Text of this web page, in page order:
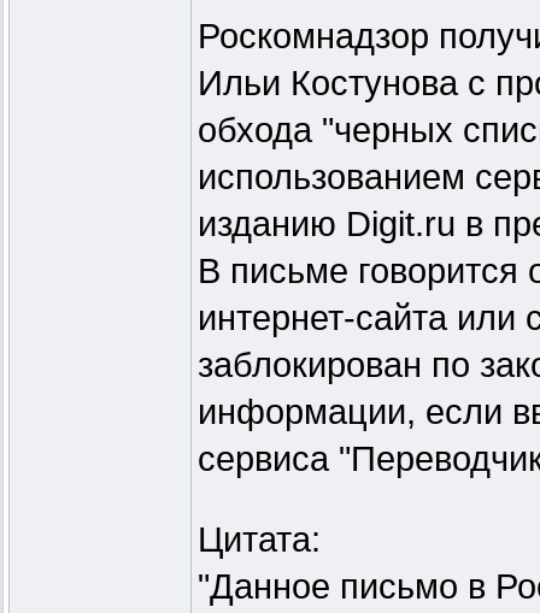
Роскомнадзор
Ильи Костунова с
обхода "черных
использованием
изданию Digit.ru в
В письме говорится
интернет-сайта или
заблокирован по
информации, если
сервиса
Цитата:
"Данное письмо в